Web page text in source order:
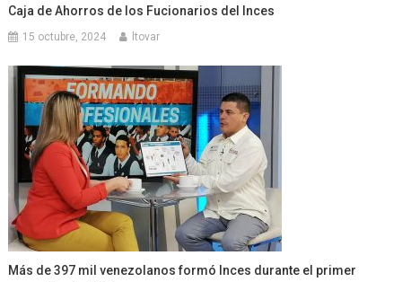
Caja de Ahorros de los Fucionarios del Inces
15 octubre, 2024 ltovar
Más de 397 mil venezolanos formó Inces durante el primer